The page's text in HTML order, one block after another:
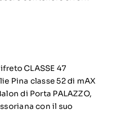
CLASSE 47
Pina classe 52 di mAX
di Porta PALAZZO,
con il suo